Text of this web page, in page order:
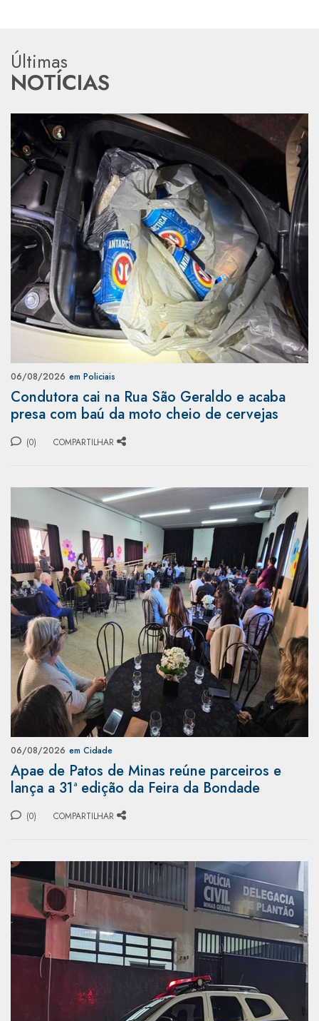
Últimas
NOTÍCIAS
06/08/2026 em Policiais
Condutora cai na Rua São Geraldo e acaba
presa com baú da moto cheio de cervejas
(0) COMPARTILHAR
06/08/2026 em Cidade
Apae de Patos de Minas reúne parceiros e
lança a 31ª edição da Feira da Bondade
(0) COMPARTILHAR